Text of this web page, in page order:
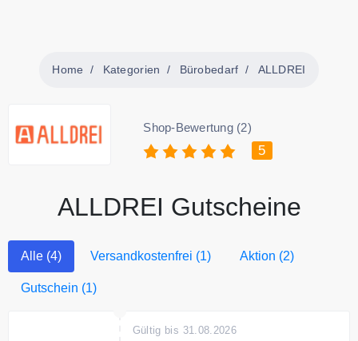
Home Kategorien Bürobedarf ALLDREI
Shop-Bewertung (2)
5
ALLDREI Gutscheine
Alle (4) Versandkostenfrei (1) Aktion (2)
Gutschein (1)
Gültig bis 31.08.2026